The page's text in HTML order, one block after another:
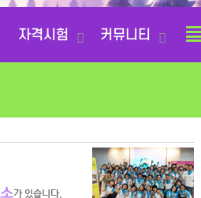
자격시험 커뮤니티